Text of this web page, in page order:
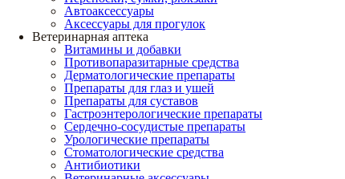
Автоаксессуары
Аксессуары для прогулок
Ветеринарная аптека
Витамины и добавки
Противопаразитарные средства
Дерматологические препараты
Препараты для глаз и ушей
Препараты для суставов
Гастроэнтерологические препараты
Сердечно-сосудистые препараты
Урологические препараты
Стоматологические средства
Антибиотики